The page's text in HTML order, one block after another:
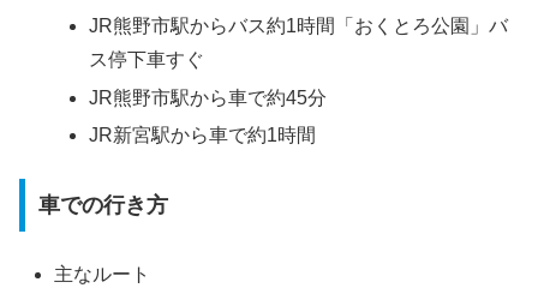
JR熊野市駅からバス約1時間「おくとろ公園」バ
ス停下車すぐ
JR熊野市駅から車で約45分
JR新宮駅から車で約1時間
車での行き方
主なルート